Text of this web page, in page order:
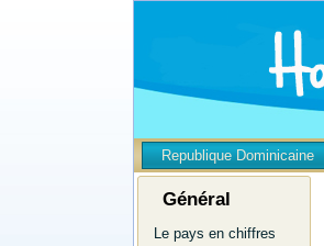
Republique Dominicaine
Général
Le pays en chiffres